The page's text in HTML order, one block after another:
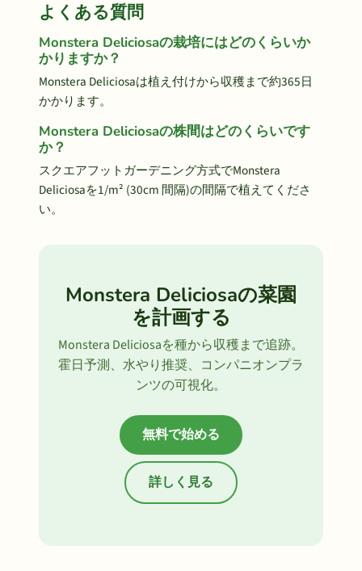
よくある質問
Monstera Deliciosaの栽培にはどのくらいか
かりますか？
Monstera Deliciosaは植え付けから収穫まで約365日
かかります。
Monstera Deliciosaの株間はどのくらいです
か？
スクエアフットガーデニング方式でMonstera
Deliciosaを1/m² (30cm 間隔)の間隔で植えてくださ
い。
Monstera Deliciosaの菜園
を計画する
Monstera Deliciosaを種から収穫まで追跡。
霍日予測、水やり推奨、コンパニオンプラ
ンツの可視化。
無料で始める
詳しく見る